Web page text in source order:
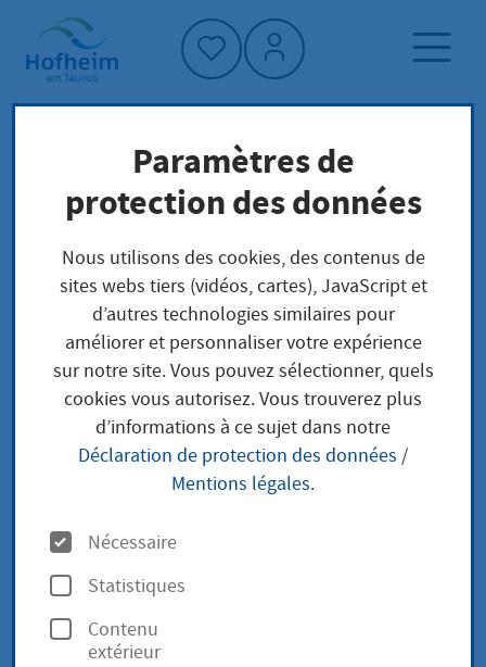
Accueil"
Page d'accueil
Protection du climat et environnement
Nachhaltigkeit
Déchets et sites contaminés
Déchets et sites
contaminés
Déchets
Sites contaminés
Paramètres de
protection des données
Nous utilisons des cookies, des contenus de
sites webs tiers (vidéos, cartes), JavaScript et
d’autres technologies similaires pour
améliorer et personnaliser votre expérience
sur notre site. Vous pouvez sélectionner, quels
cookies vous autorisez. Vous trouverez plus
d’informations à ce sujet dans notre
Déclaration de protection des données /
Mentions légales.
O
p
t
i
Nécessaire
Statistiques
Contenu
extérieur